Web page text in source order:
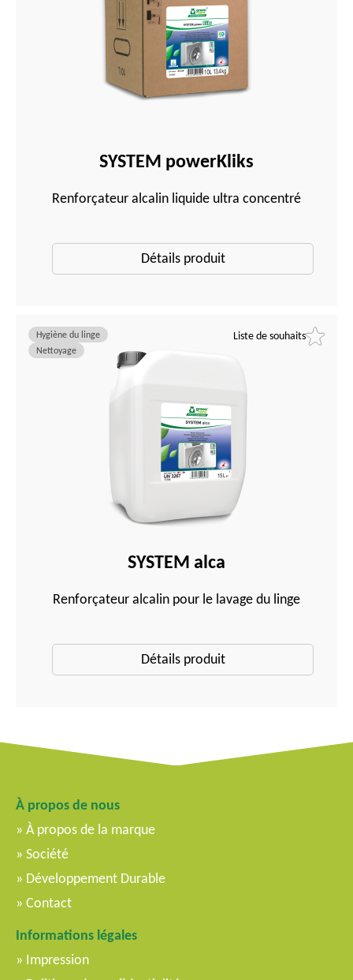
SYSTEM powerKliks
Renforçateur alcalin liquide ultra concentré
Détails produit
Liste de souhaits
SYSTEM alca
Renforçateur alcalin pour le lavage du linge
Hygiène du linge
Nettoyage
Détails produit
À propos de nous
À propos de la marque
Société
Développement Durable
Contact
Informations légales
Impression